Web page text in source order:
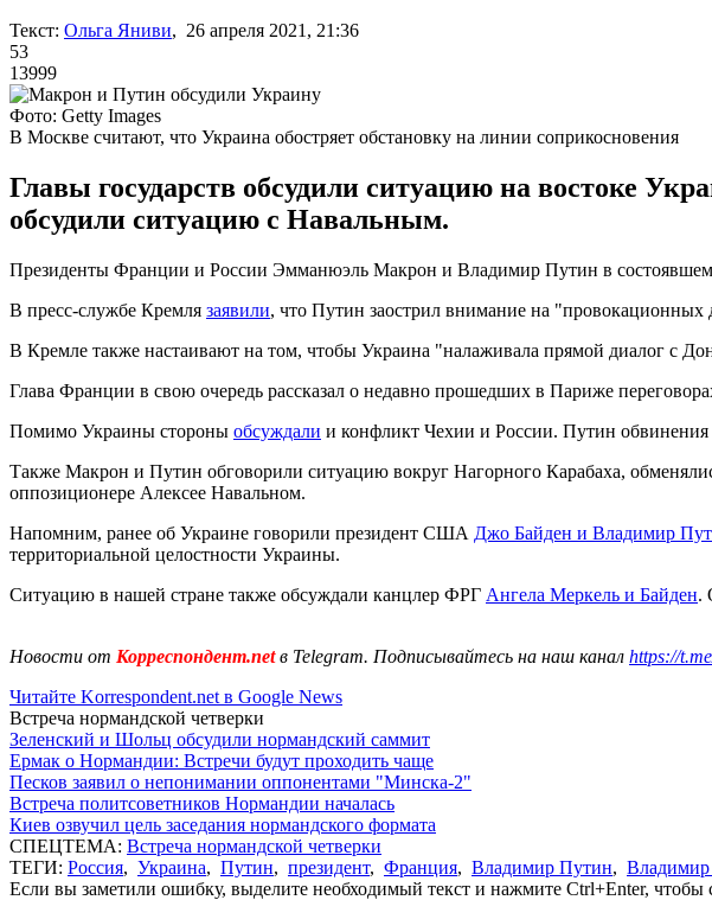
Текст: Ольга Яниви, 26 апреля 2021, 21:36
53
13999
Фото: Getty Images
В Москве считают, что Украина обостряет обстановку на линии соприкосновения
Главы государств обсудили ситуацию на востоке
обсудили ситуацию с Навальным.
Президенты Франции и России Эмманюэль Макрон и Владимир Путин в
В пресс-службе Кремля заявили, что Путин заострил внимание на "провокационных
В Кремле также настаивают на том, чтобы Украина "налаживала прямой диалог с
Глава Франции в свою очередь рассказал о недавно прошедших в Париже
Помимо Украины стороны обсуждали и конфликт Чехии и России. Путин
Также Макрон и Путин обговорили ситуацию вокруг Нагорного Карабаха,
оппозиционере Алексее Навальном.
Напомним, ранее об Украине говорили президент США Джо Байден и Владимир
территориальной целостности Украины.
Ситуацию в нашей стране также обсуждали канцлер ФРГ Ангела Меркель и Байден.
Новости от Корреспондент.netв Telegram. Подписывайтесь на наш канал https://
Читайте Korrespondent.net в Google News
Встреча нормандской четверки
Зеленский и Шольц обсудили нормандский саммит
Ермак о Нормандии: Встречи будут проходить чаще
Песков заявил о непонимании оппонентами "Минска-2"
Встреча политсоветников Нормандии началась
Киев озвучил цель заседания нормандского формата
СПЕЦТЕМА: Встреча нормандской четверки
ТЕГИ: Россия, Украина, Путин, президент, Франция, Владимир Путин, Владимир
Если вы заметили ошибку, выделите необходимый текст и нажмите Ctrl+Enter, чтобы